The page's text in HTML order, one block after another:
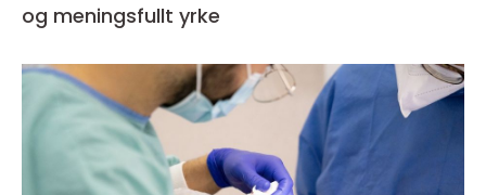
og meningsfullt yrke